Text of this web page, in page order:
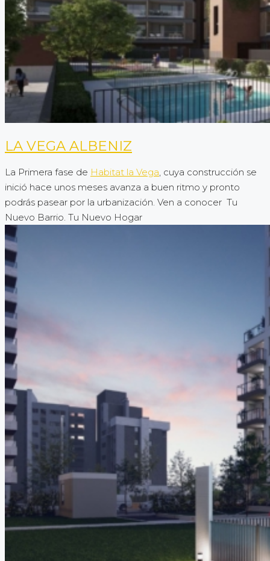
LA VEGA ALBENIZ
La Primera fase de Habitat la Vega, cuya construcción se
inició hace unos meses avanza a buen ritmo y pronto
podrás pasear por la urbanización. Ven a conocer Tu
Nuevo Barrio. Tu Nuevo Hogar